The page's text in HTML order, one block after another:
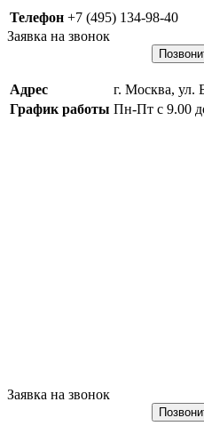
Телефон +7 (495) 134-98-40
Заявка на звонок
Адрес
г. Москва, ул.
График работы Пн-Пт с 9.00
Заявка на звонок